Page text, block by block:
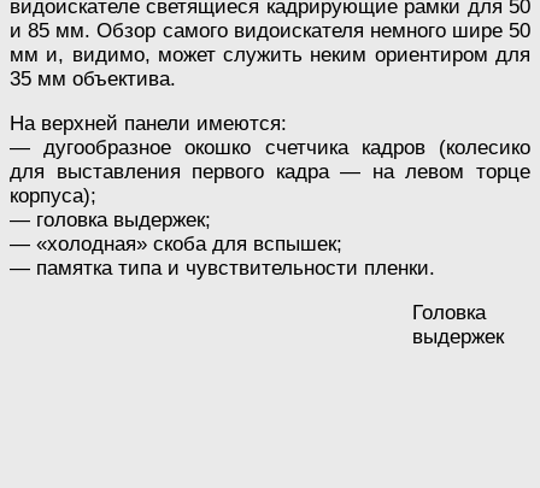
видоискателе светящиеся кадрирующие рамки для 50
и 85 мм. Обзор самого видоискателя немного шире 50
мм и, видимо, может служить неким ориентиром для
35 мм объектива.
На верхней панели имеются:
— дугообразное окошко счетчика кадров (колесико
для выставления первого кадра — на левом торце
корпуса);
— головка выдержек;
— «холодная» скоба для вспышек;
— памятка типа и чувствительности пленки.
Головка
выдержек